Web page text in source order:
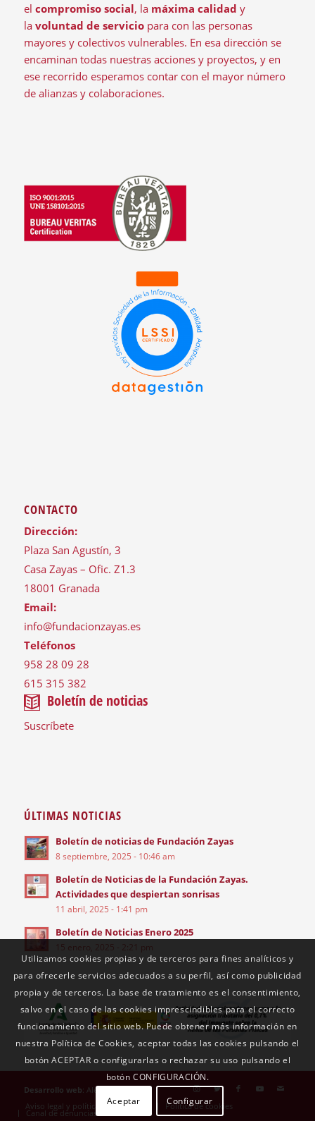
el compromiso social, la máxima calidad y
la voluntad de serviciopara con las personas
mayores y colectivos vulnerables. En esa dirección se
encaminan todas nuestras acciones y proyectos, y en
ese recorrido esperamos contar con el mayor número
de alianzas y colaboraciones.
CONTACTO
Dirección:
Plaza San Agustín, 3
Casa Zayas – Ofic. Z1.3
18001 Granada
Email:
info@fundacionzayas.es
Teléfonos
958 28 09 28
615 315 382
Boletín de noticias
Suscríbete
ÚLTIMAS NOTICIAS
Boletín de noticias de Fundación Zayas
8 septiembre, 2025 - 10:46 am
Boletín de Noticias de la Fundación Zayas.
Actividades que despiertan sonrisas
11 abril, 2025 - 1:41 pm
Boletín de Noticias Enero 2025
15 enero, 2025 - 2:21 pm
Desarrollo web: Alejandro Villa
Aviso legal y política de privacidad
Política de cookies
Canal de denuncias
Utilizamos cookies propias y de terceros para fines analíticos y
para ofrecerle servicios adecuados a su perfil, así como publicidad
propia y de terceros. La base de tratamiento es el consentimiento,
salvo en el caso de las cookies imprescindibles para el correcto
funcionamiento del sitio web. Puede obtener más información en
nuestra Política de Cookies, aceptar todas las cookies pulsando el
botón ACEPTAR o configurarlas o rechazar su uso pulsando el
botón CONFIGURACIÓN.
Aceptar
Configurar